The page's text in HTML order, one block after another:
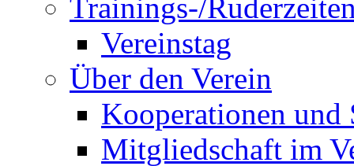
Trainings-/
Vereinstag
Über den Verein
Kooperationen und
Mitgliedschaft im